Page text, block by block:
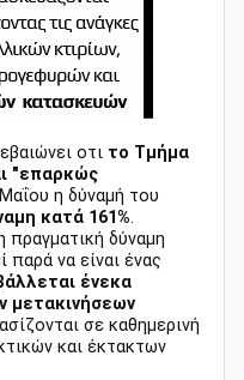
οτι το Τμήμα
"επαρκώς
η δύναμή του
κατά 161%.
δύναμη
να είναι ένας
ένεκα
μετακινήσεων
σε καθημερινή
και έκτακτων